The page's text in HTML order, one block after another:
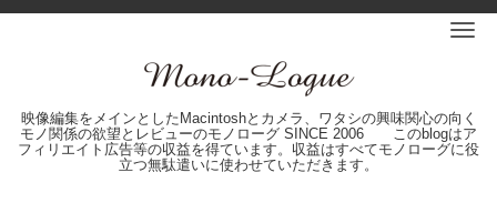
映像編集をメインとしたMacintoshとカメラ、ワタシの興味関心の向く
モノ関係の欲望とレビューのモノローグ SINCE 2006 このblogはア
フィリエイト広告等の収益を得ています。収益はすべてモノローグに役
立つ無駄遣いに使わせていただきます。